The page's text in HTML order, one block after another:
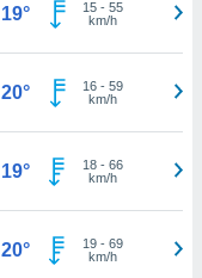
19° 15- 55
km/h
20° 16- 59
km/h
19° 18- 66
km/h
20° 19- 69
km/h